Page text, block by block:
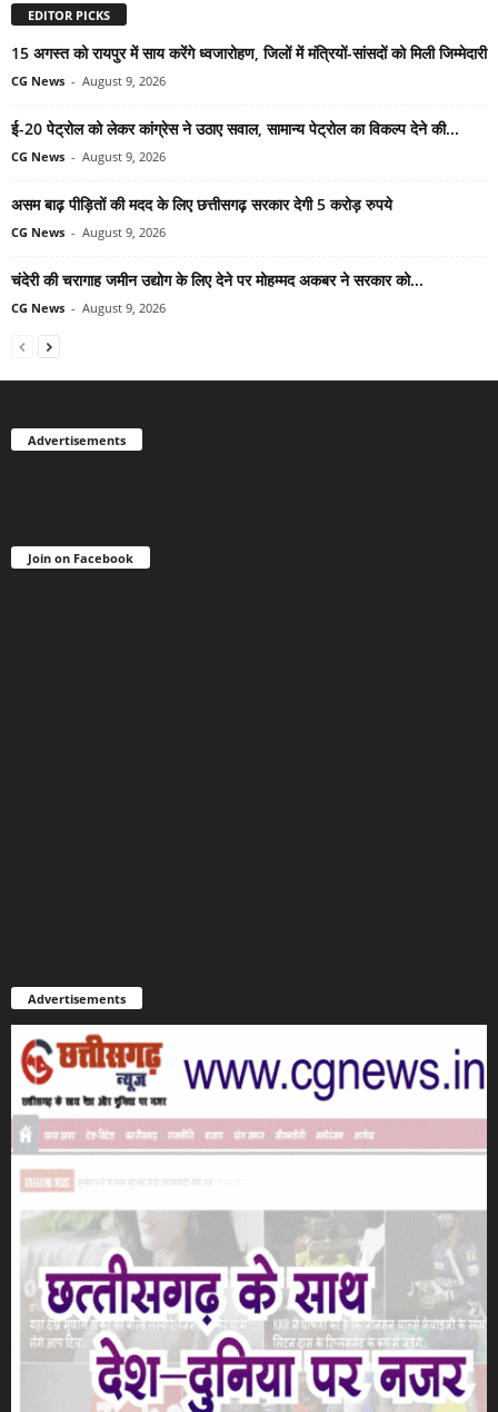
EDITOR PICKS
15 अगस्त को रायपुर में साय करेंगे ध्वजारोहण, जिलों में मंत्रियों-सांसदों को मिली जिम्मेदारी
CG News - August 9, 2026
ई-20 पेट्रोल को लेकर कांग्रेस ने उठाए सवाल, सामान्य पेट्रोल का विकल्प देने की...
CG News - August 9, 2026
असम बाढ़ पीड़ितों की मदद के लिए छत्तीसगढ़ सरकार देगी 5 करोड़ रुपये
CG News - August 9, 2026
चंदेरी की चरागाह जमीन उद्योग के लिए देने पर मोहम्मद अकबर ने सरकार को...
CG News - August 9, 2026
Advertisements
Join on Facebook
Advertisements